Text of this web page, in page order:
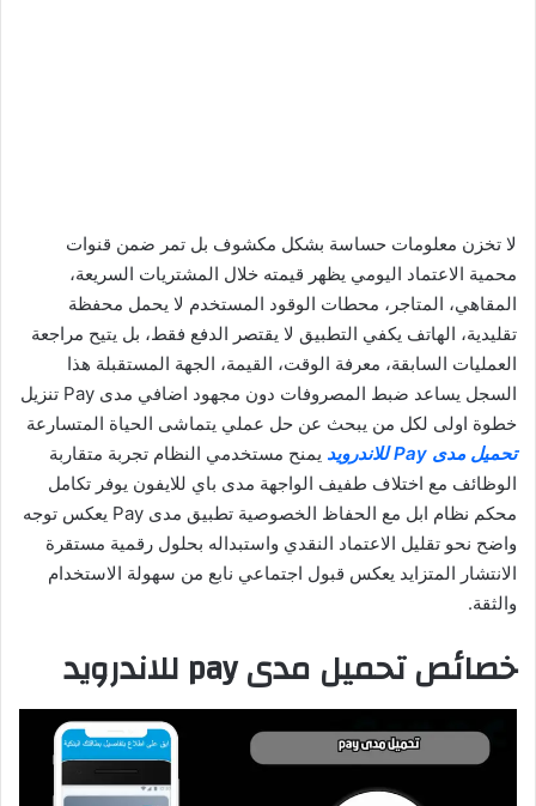
لا تخزن معلومات حساسة بشكل مكشوف بل تمر ضمن قنوات
محمية الاعتماد اليومي يظهر قيمته خلال المشتريات السريعة،
المقاهي، المتاجر، محطات الوقود المستخدم لا يحمل محفظة
تقليدية، الهاتف يكفي التطبيق لا يقتصر الدفع فقط، بل يتيح مراجعة
العمليات السابقة، معرفة الوقت، القيمة، الجهة المستقبلة هذا
السجل يساعد ضبط المصروفات دون مجهود اضافي مدى Pay تنزيل
خطوة اولى لكل من يبحث عن حل عملي يتماشى الحياة المتسارعة
تحميل مدى Pay للاندرويد
يمنح مستخدمي النظام تجربة متقاربة
الوظائف مع اختلاف طفيف الواجهة مدى باي للايفون يوفر تكامل
محكم نظام ابل مع الحفاظ الخصوصية تطبيق مدى Pay يعكس توجه
واضح نحو تقليل الاعتماد النقدي واستبداله بحلول رقمية مستقرة
الانتشار المتزايد يعكس قبول اجتماعي نابع من سهولة الاستخدام
والثقة.
خصائص تحميل مدى pay للاندرويد